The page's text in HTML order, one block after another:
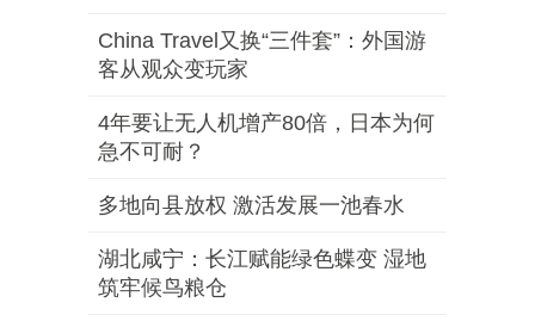
China Travel又换“三件套”：外国游
客从观众变玩家
4年要让无人机增产80倍，日本为何
急不可耐？
多地向县放权 激活发展一池春水
湖北咸宁：长江赋能绿色蝶变 湿地
筑牢候鸟粮仓